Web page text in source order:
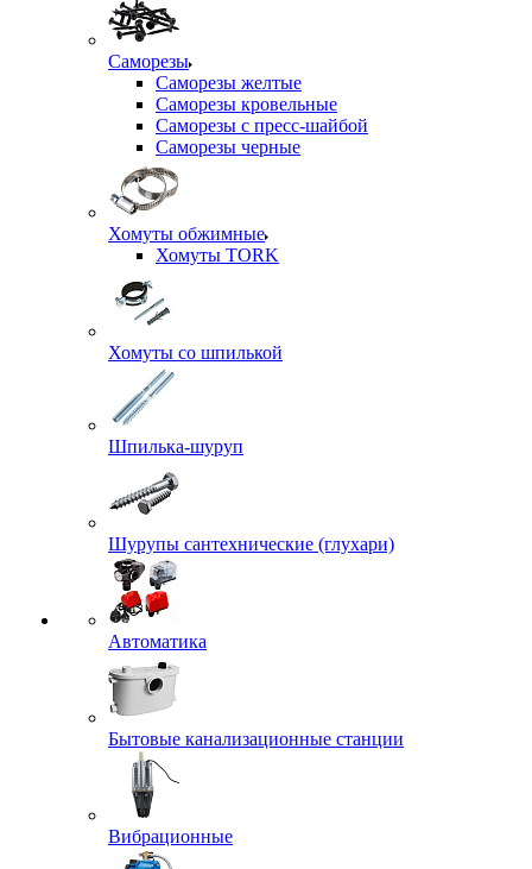
Саморезы
Саморезы желтые
Саморезы кровельные
Саморезы с пресс-шайбой
Саморезы черные
Хомуты обжимные
Хомуты TORK
Хомуты со шпилькой
Шпилька-шуруп
Шурупы сантехнические (глухари)
Автоматика
Бытовые канализационные станции
Вибрационные